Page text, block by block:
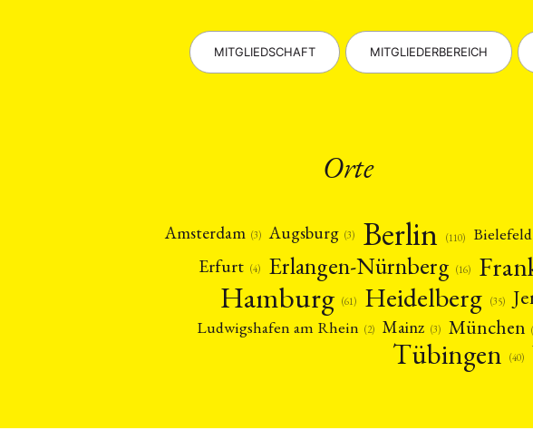
MITGLIEDSCHAFT MITGLIEDERBEREICH
Orte
Amsterdam (3) Augsburg (3) Berlin (110) Bielefeld
Erfurt (4) Erlangen-Nürnberg (16)
Hamburg (61) Heidelberg (35)
Ludwigshafen am Rhein (2) Mainz (3) München
Tübingen (40)